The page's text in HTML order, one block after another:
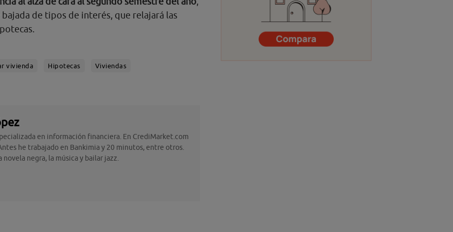
de tipos de interés, que relajará las
vivienda Hipotecas Viviendas
en información financiera. En CrediMarket.com
he trabajado en Bankimia y 20 minutos, entre otros.
novela negra, la música y bailar jazz.